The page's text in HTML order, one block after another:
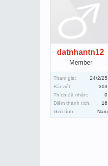
datnhantn12
Member
Tham gia:
24/2/25
Bài viết:
303
Thích đã nhận:
0
Điểm thành tích:
16
Giới tính:
Nam